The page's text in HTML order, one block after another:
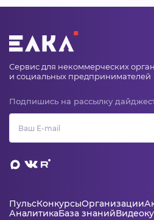
Сервис для некоммерческих
и социальных предпринимателей
Подпишись на рассылку
ПульсКонкурсыОрганизации
АналитикаБаза знаний